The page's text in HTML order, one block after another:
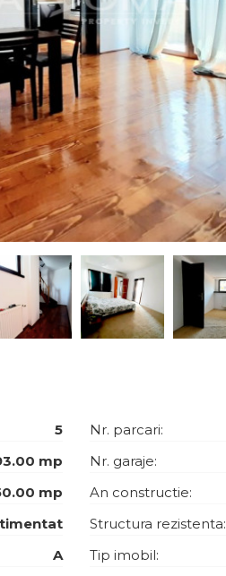
5
mp
mp
A
Nr. parcari:
Nr. garaje:
An constructie:
Structura rezistenta:
Tip imobil: